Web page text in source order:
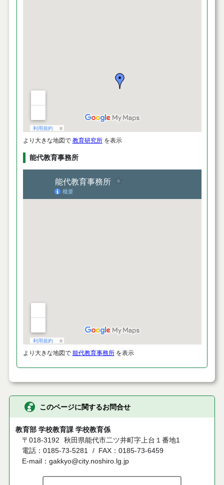
より大きな地図で 教育研究所を表示
能代教育事務所
より大きな地図で 能代教育事務所を表示
このページに関するお問合せ
教育部 学校教育課 学校教育係
〒018-3192
秋田県能代市二ツ井町字上台１番地1
電話：0185-73-5281
FAX：0185-73-6459
E-mail：gakkyo@city.noshiro.lg.jp